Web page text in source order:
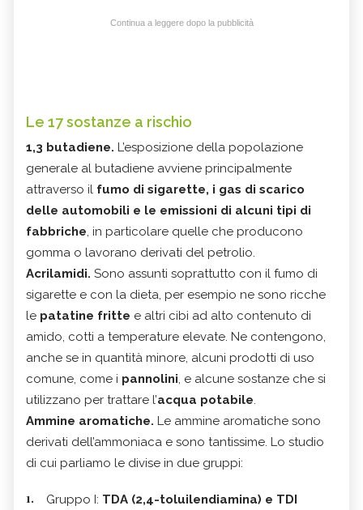
Continua a leggere dopo la pubblicità
Le 17 sostanze a rischio
1,3 butadiene. L’esposizione della popolazione
generale al butadiene avviene principalmente
attraverso il fumo di sigarette, i gas di scarico
delle automobili e le emissioni di alcuni tipi di
fabbriche, in particolare quelle che producono
gomma o lavorano derivati del petrolio.
Acrilamidi. Sono assunti soprattutto con il fumo di
sigarette e con la dieta, per esempio ne sono ricche
le patatine fritte e altri cibi ad alto contenuto di
amido, cotti a temperature elevate. Ne contengono,
anche se in quantità minore, alcuni prodotti di uso
comune, come i pannolini, e alcune sostanze che si
utilizzano per trattare l’acqua potabile.
Ammine aromatiche. Le ammine aromatiche sono
derivati dell’ammoniaca e sono tantissime. Lo studio
di cui parliamo le divise in due gruppi:
Gruppo I: TDA (2,4-toluilendiamina) e TDI